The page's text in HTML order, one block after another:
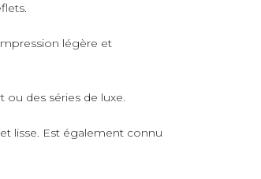
légère et
ou des séries de luxe.
lisse. Est également connu